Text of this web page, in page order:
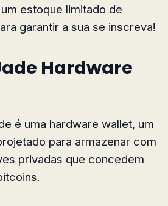
estoque limitado de
garantir a sua se inscreva!
Hardware
é uma hardware wallet, um
para armazenar com
privadas que concedem